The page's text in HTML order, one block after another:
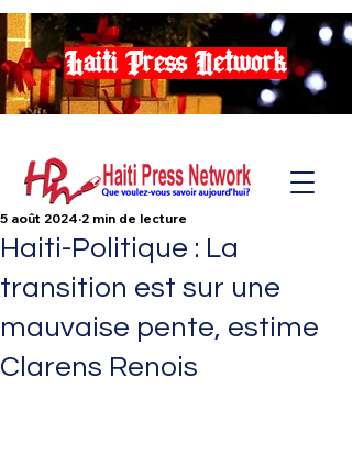
Haiti Press Network
Haiti-Politique : La
transition est sur une
mauvaise pente, estime
Clarens Renois
5 août 2024 2 min de lecture